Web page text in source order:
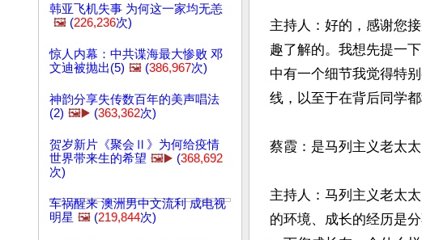
韩亚飞机失事 为何这一家均无恙
🖼️ (226,236次)
惊人内幕：中共谍海最大惨败 邓
文迪被抛出(5) 🖼️ (386,967次)
神韵分享失传数百年的美声唱法
(2) 🖼️▶️ (363,362次)
贺岁新片《聚会Ⅱ》为何给疫情
世界带来生的希望 🖼️▶️ (368,692
次)
车祸醒来 澳洲男中文流利 成电视
明星 🖼️ (219,844次)
主持人：好的，感谢您
趣了解的。我想先提一
中有一个细节我觉得特
线，以至于在背后同学
蔡霞：是马列主义老太太
主持人：马列主义老太
的环境、成长的经历是